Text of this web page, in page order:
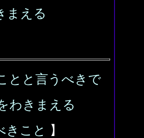
まえる
とと言うべきで
わきまえる
きこと
】